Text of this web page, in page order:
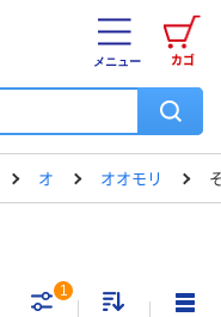
カゴ
メニュー
オ オオモリ
1